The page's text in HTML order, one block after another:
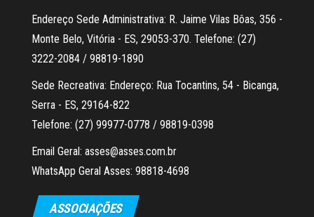
Endereço Sede Administrativa: R. Jaime Vilas Bôas, 356 -
Monte Belo, Vitória - ES, 29053-370. Telefone: (27)
3222-2084 / 98819-1890
Sede Recreativa: Endereço: Rua Tocantins, 54 - Bicanga,
Serra - ES, 29164-822
Telefone: (27) 99977-0778 / 98819-0398
Email Geral: asses@asses.com.br
WhatsApp Geral Asses: 98818-4698
ASSOCIAÇÕES